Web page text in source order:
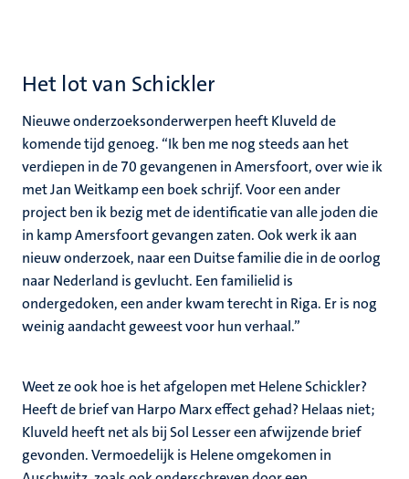
Het lot van Schickler
Nieuwe onderzoeksonderwerpen heeft Kluveld de
komende tijd genoeg. ‘‘Ik ben me nog steeds aan het
verdiepen in de 70 gevangenen in Amersfoort, over wie ik
met Jan Weitkamp een boek schrijf. Voor een ander
project ben ik bezig met de identificatie van alle joden die
in kamp Amersfoort gevangen zaten. Ook werk ik aan
nieuw onderzoek, naar een Duitse familie die in de oorlog
naar Nederland is gevlucht. Een familielid is
ondergedoken, een ander kwam terecht in Riga. Er is nog
weinig aandacht geweest voor hun verhaal.’’
Weet ze ook hoe is het afgelopen met Helene Schickler?
Heeft de brief van Harpo Marx effect gehad? Helaas niet;
Kluveld heeft net als bij Sol Lesser een afwijzende brief
gevonden. Vermoedelijk is Helene omgekomen in